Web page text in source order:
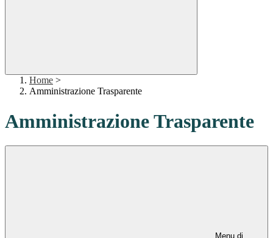
Home >
Amministrazione Trasparente
Amministrazione Trasparente
Menu di